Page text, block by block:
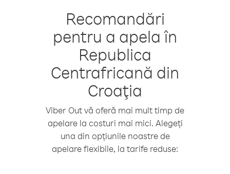
Recomandări
pentru a apela în
Republica
Centrafricană din
Croaţia
Viber Out vă oferă mai mult timp de
apelare la costuri mai mici. Alegeți
una din opțiunile noastre de
apelare flexibile, la tarife reduse: